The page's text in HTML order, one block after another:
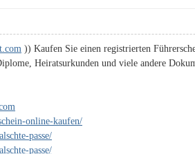
)) Kaufen Sie einen registrierten
Heiratsurkunden und viele andere
online-kaufen/
passe/
passe/